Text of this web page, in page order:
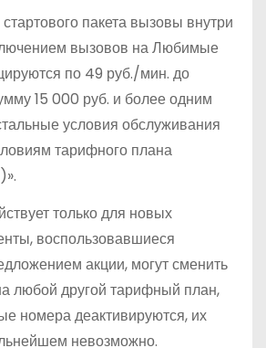
пакета вызовы внутри
вызовов на Любимые
по 49 руб./мин. до
15 000 руб. и более одним
условия обслуживания
тарифного плана
только для новых
воспользовавшиеся
акции, могут сменить
любой другой тарифный план,
номера деактивируются, их
невозможно.